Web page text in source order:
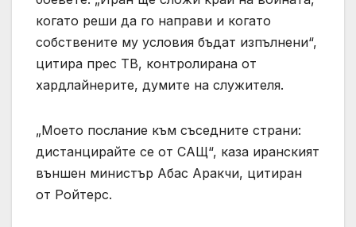
когато реши да го направи и когато
собствените му условия бъдат изпълнени“,
цитира прес ТВ, контролирана от
хардлайнерите, думите на служителя.
„Моето послание към съседните страни:
дистанцирайте се от САЩ“, каза иранският
външен министър Абас Аракчи, цитиран
от Ройтерс.